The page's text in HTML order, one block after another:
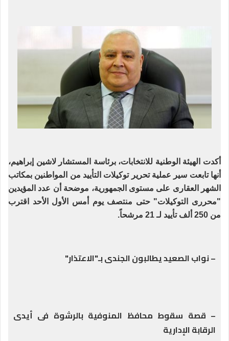
أكدت الهيئة الوطنية للانتخابات، برئاسة المستشار لاشين إبراهيم،
أنها تابعت سير عملية تحرير توكيلات التأييد من المواطنين بمكاتب
الشهر العقارى على مستوى الجمهورية، موضحة أن عدد المؤيدين
"محررى التوكيلات" حتى منتصف يوم أمس الأول الأحد اقترب
من 250 ألف تأييد لـ 21 مرشحاً.
– نواب الصعيد يطالبون الجندى بـ"الاعتذار"
– قصة سقوط محافظ المنوفية بالرشوة فى أيدى
الرقابة الإدارية